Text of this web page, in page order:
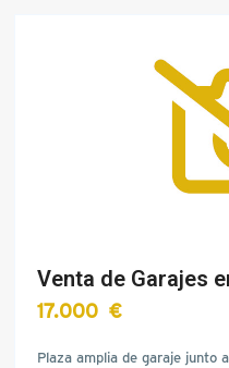
Venta de Garajes
17.000 €
Plaza amplia de garaje junto